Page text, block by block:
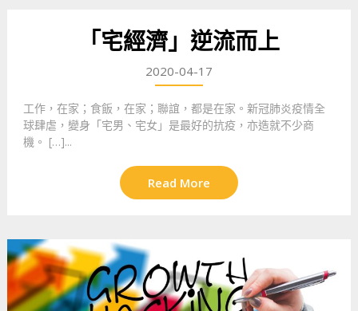
「宅經濟」逆流而上
2020-04-17
工作，在家；食飯，在家；聯誼，都是在家。新冠肺炎疫情全
球肆虐，變身「宅男、宅女」是最好的抗疫，亦造就不少商
機。 […]...
Read More